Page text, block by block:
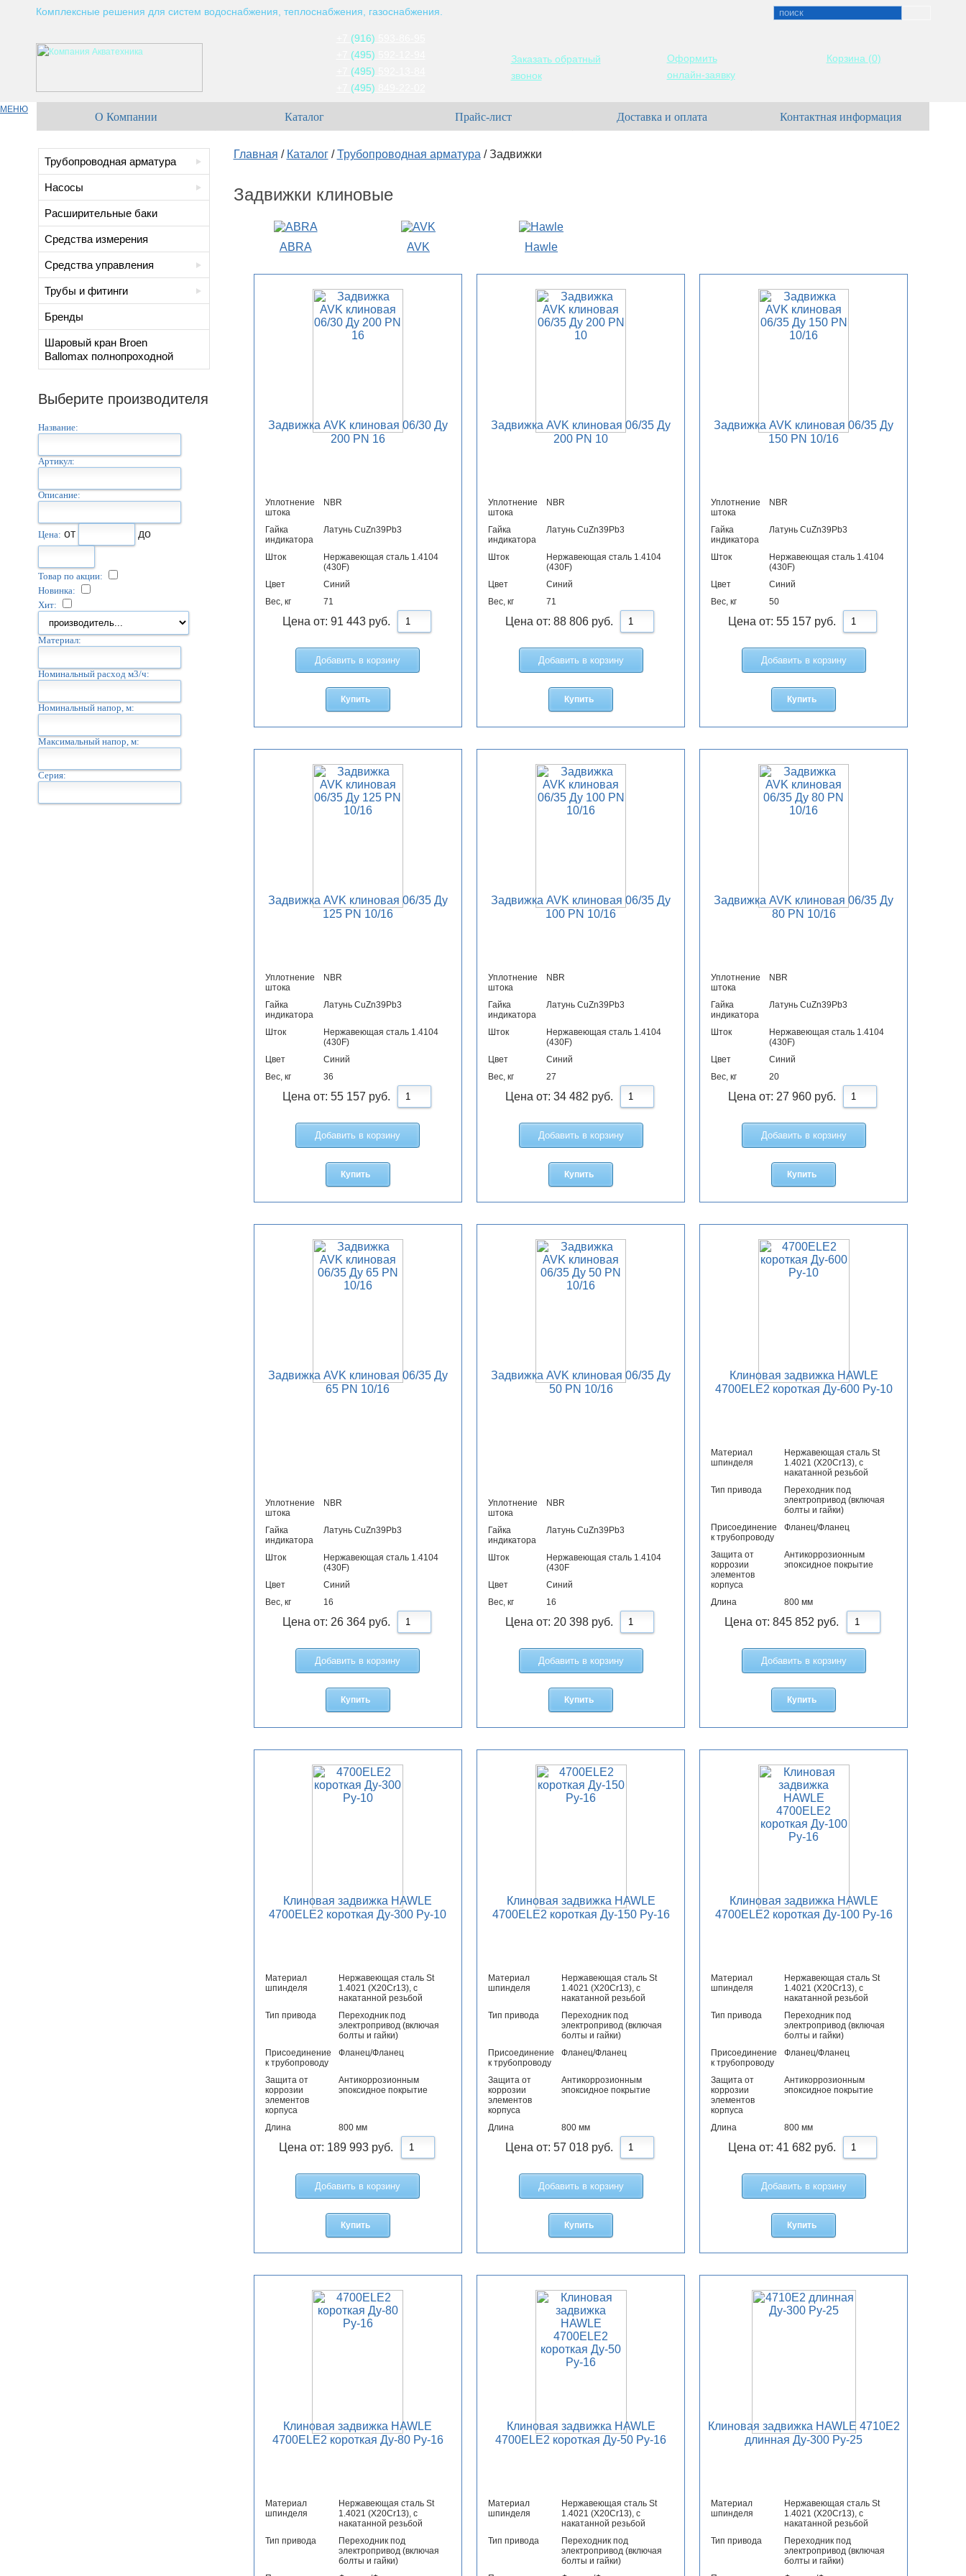
Комплексные решения для систем водоснабжения, теплоснабжения, газоснабжения.
(916)
(495)
(495)
(495)
Заказать обратный
звонок
Оформить
онлайн-заявку
Корзина (0)
О Компании Каталог Прайс-лист Доставка и оплата Контактная информация
МЕНЮ
Трубопроводная арматура
Насосы
Расширительные баки
Средства измерения
Средства управления
Трубы и фитинги
Бренды
Шаровый кран Broen
Ballomax полнопроходной
Выберите производителя
Название:
Артикул:
Описание:
Цена: от до
Товар по акции:
Новинка:
Хит:
Материал:
Номинальный расход м3/ч:
Номинальный напор, м:
Максимальный напор, м:
Серия:
Главная / Каталог/Трубопроводная арматура /Задвижки
Задвижки клиновые
ABRA AVK Hawle
Задвижка AVK клиновая 06/30 Ду
200 PN 16
Уплотнение
штока
NBR
Гайка
индикатора
Латунь CuZn39Pb3
Шток
Нержавеющая сталь 1.4104
(430F)
Цвет
Синий
Вес, кг
71
Цена от: 91 443 руб.
Добавить в корзину
Купить
Задвижка AVK клиновая 06/35 Ду
200 PN 10
Уплотнение
штока
NBR
Гайка
индикатора
Латунь CuZn39Pb3
Шток
Нержавеющая сталь 1.4104
(430F)
Цвет
Синий
Вес, кг
71
Цена от: 88 806 руб.
Добавить в корзину
Купить
Задвижка AVK клиновая 06/35 Ду
150 PN 10/16
Уплотнение
штока
NBR
Гайка
индикатора
Латунь CuZn39Pb3
Шток
Нержавеющая сталь 1.4104
(430F)
Цвет
Синий
Вес, кг
50
Цена от: 55 157 руб.
Добавить в корзину
Купить
Задвижка AVK клиновая 06/35 Ду
125 PN 10/16
Уплотнение
штока
NBR
Гайка
индикатора
Латунь CuZn39Pb3
Шток
Нержавеющая сталь 1.4104
(430F)
Цвет
Синий
Вес, кг
36
Цена от: 55 157 руб.
Добавить в корзину
Купить
Задвижка AVK клиновая 06/35 Ду
100 PN 10/16
Уплотнение
штока
NBR
Гайка
индикатора
Латунь CuZn39Pb3
Шток
Нержавеющая сталь 1.4104
(430F)
Цвет
Синий
Вес, кг
27
Цена от: 34 482 руб.
Добавить в корзину
Купить
Задвижка AVK клиновая 06/35 Ду
80 PN 10/16
Уплотнение
штока
NBR
Гайка
индикатора
Латунь CuZn39Pb3
Шток
Нержавеющая сталь 1.4104
(430F)
Цвет
Синий
Вес, кг
20
Цена от: 27 960 руб.
Добавить в корзину
Купить
Задвижка AVK клиновая 06/35 Ду
65 PN 10/16
Уплотнение
штока
NBR
Гайка
индикатора
Латунь CuZn39Pb3
Шток
Нержавеющая сталь 1.4104
(430F)
Цвет
Синий
Вес, кг
16
Цена от: 26 364 руб.
Добавить в корзину
Купить
Задвижка AVK клиновая 06/35 Ду
50 PN 10/16
Уплотнение
штока
NBR
Гайка
индикатора
Латунь CuZn39Pb3
Шток
Нержавеющая сталь 1.4104
(430F
Цвет
Синий
Вес, кг
16
Цена от: 20 398 руб.
Добавить в корзину
Купить
Клиновая задвижка HAWLE
4700ELE2 короткая Ду-600 Ру-10
Материал
шпинделя
Нержавеющая сталь St
1.4021 (X20Cr13), с
накатанной резьбой
Тип привода
Переходник под
электропривод (включая
болты и гайки)
Присоединение
к трубопроводу
Фланец/Фланец
Защита от
коррозии
элементов
корпуса
Антикоррозионным
эпоксидное покрытие
Длина 800 мм
Цена от:845 852 руб.
Добавить в корзину
Купить
Клиновая задвижка HAWLE
4700ELE2 короткая Ду-300 Ру-10
Материал
шпинделя
Нержавеющая сталь St
1.4021 (X20Cr13), с
накатанной резьбой
Тип привода
Переходник под
электропривод (включая
болты и гайки)
Присоединение
к трубопроводу
Фланец/Фланец
Защита от
коррозии
элементов
корпуса
Антикоррозионным
эпоксидное покрытие
Длина 800 мм
Цена от: 189 993 руб.
Добавить в корзину
Купить
Клиновая задвижка HAWLE
4700ELE2 короткая Ду-150 Ру-16
Материал
шпинделя
Нержавеющая сталь St
1.4021 (X20Cr13), с
накатанной резьбой
Тип привода
Переходник под
электропривод (включая
болты и гайки)
Присоединение
к трубопроводу
Фланец/Фланец
Защита от
коррозии
элементов
корпуса
Антикоррозионным
эпоксидное покрытие
Длина 800 мм
Цена от: 57 018 руб.
Добавить в корзину
Купить
Клиновая задвижка HAWLE
4700ELE2 короткая Ду-100 Ру-16
Материал
шпинделя
Нержавеющая сталь St
1.4021 (X20Cr13), с
накатанной резьбой
Тип привода
Переходник под
электропривод (включая
болты и гайки)
Присоединение
к трубопроводу
Фланец/Фланец
Защита от
коррозии
элементов
корпуса
Антикоррозионным
эпоксидное покрытие
Длина 800 мм
Цена от: 41 682 руб.
Добавить в корзину
Купить
Клиновая задвижка HAWLE
4700ELE2 короткая Ду-80 Ру-16
Материал
шпинделя
Нержавеющая сталь St
1.4021 (X20Cr13), с
накатанной резьбой
Тип привода
Переходник под
электропривод (включая
болты и гайки)
Клиновая задвижка HAWLE
4700ELE2 короткая Ду-50 Ру-16
Материал
шпинделя
Нержавеющая сталь St
1.4021 (X20Cr13), с
накатанной резьбой
Тип привода
Переходник под
электропривод (включая
болты и гайки)
Клиновая задвижка HAWLE 4710E2
длинная Ду-300 Ру-25
Материал
шпинделя
Нержавеющая сталь St
1.4021 (X20Cr13), с
накатанной резьбой
Тип привода
Переходник под
электропривод (включая
болты и гайки)